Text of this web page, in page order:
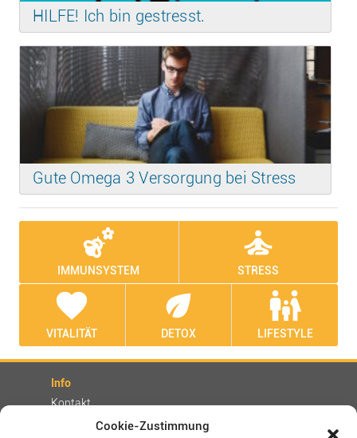
Cookie-Zustimmung
HILFE! Ich bin gestresst.
Gute Omega 3 Versorgung bei Stress
emoji_nature
IMMUNSYSTEM
self_improvement
STRESS
favorite
VITALITÄT
eco
DETOX
family_restroom
LIFESTYLE
Info
Kontakt